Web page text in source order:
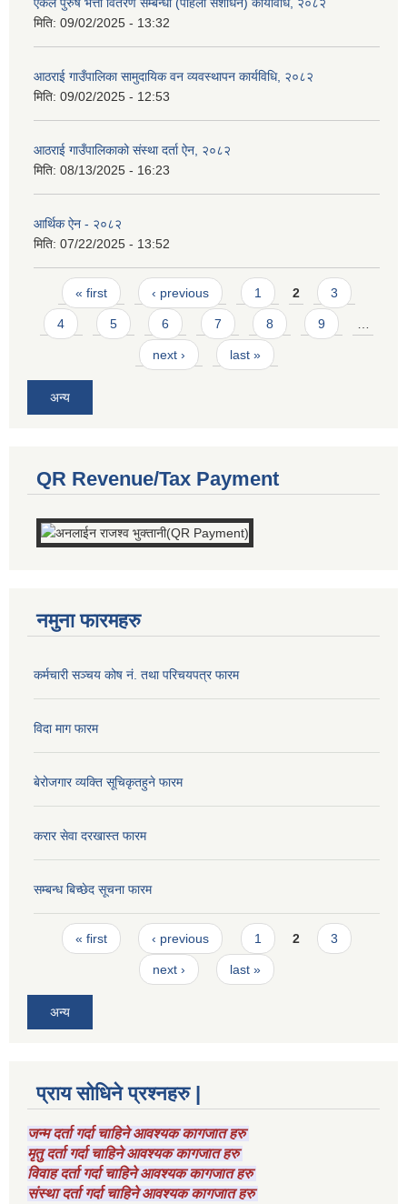
मिति: 09/02/2025 - 13:32
आठराई गाउँपालिका सामुदायिक वन व्यवस्थापन कार्यविधि, २०८२
मिति: 09/02/2025 - 12:53
आठराई गाउँपालिकाको संस्था दर्ता ऐन, २०८२
मिति: 08/13/2025 - 16:23
आर्थिक ऐन - २०८२
मिति: 07/22/2025 - 13:52
Pages
« first ‹ previous 1 2 3
4 5 6 7 8 9 …
next › last »
अन्य
QR Revenue/Tax Payment
नमुना फारमहरु
कर्मचारी सञ्चय कोष नं. तथा परिचयपत्र फारम
विदा माग फारम
बेरोजगार व्यक्ति सूचिकृतहुने फारम
करार सेवा दरखास्त फारम
सम्बन्ध बिच्छेद सूचना फारम
Pages
« first ‹ previous 1 2 3
next › last »
अन्य
प्राय सोधिने प्रश्नहरु |
जन्म दर्ता गर्दा चाहिने आवश्यक कागजात हरु
मृतु दर्ता गर्दा चाहिने आवश्यक कागजात हरु
विवाह दर्ता गर्दा चाहिने आवश्यक कागजात हरु
संस्था दर्ता गर्दा चाहिने आवश्यक कागजात हरु